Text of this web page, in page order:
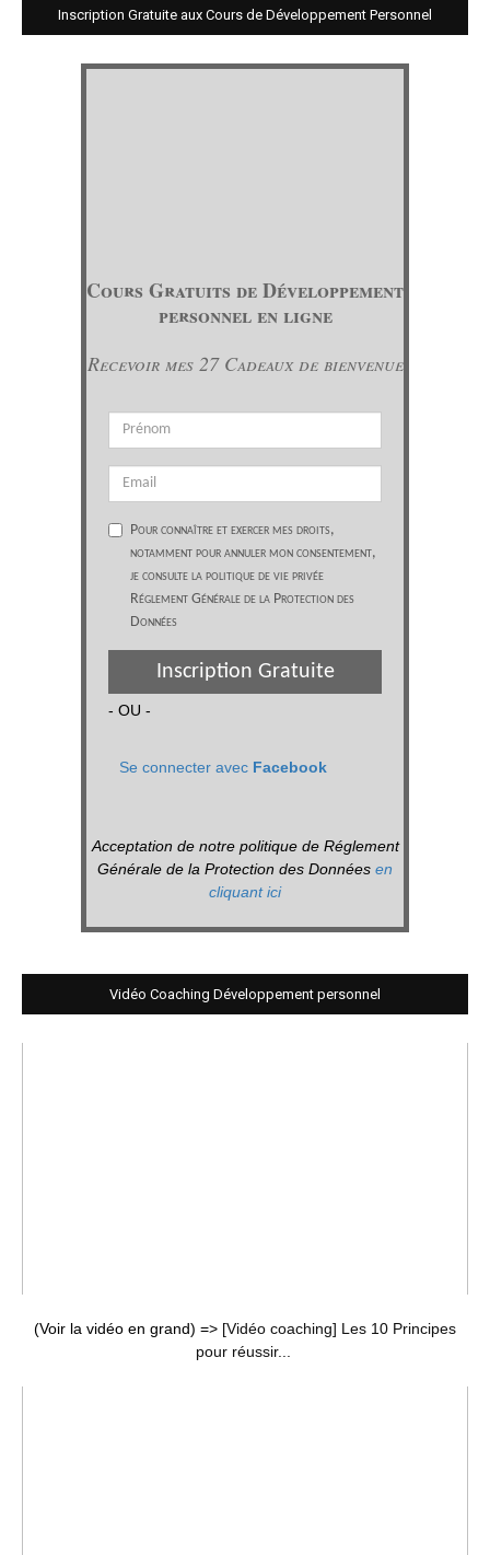
Inscription Gratuite aux Cours de Développement Personnel
Cours Gratuits de Développement
personnel en ligne
Recevoir mes 27 Cadeaux de bienvenue
Pour connaître et exercer mes droits,
notamment pour annuler mon consentement,
je consulte la politique de vie privée
Réglement Générale de la Protection des
Données
Inscription Gratuite
- OU -
Se connecter avec Facebook
Acceptation de notre politique de Réglement
Générale de la Protection des Données en
cliquant ici
Vidéo Coaching Développement personnel
(Voir la vidéo en grand) => [Vidéo coaching] Les 10 Principes
pour réussir...